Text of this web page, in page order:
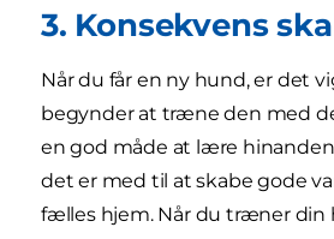
3. Konsekvens
Når du får en ny hund, er det
begynder at træne den med
en god måde at lære
det er med til at skabe gode
fælles hjem. Når du træner din